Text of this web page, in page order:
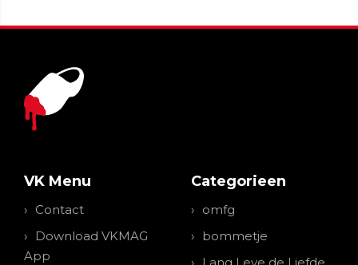
VK Menu
Contact
Download VKMAG
App
Categorieen
omfg
bommetje